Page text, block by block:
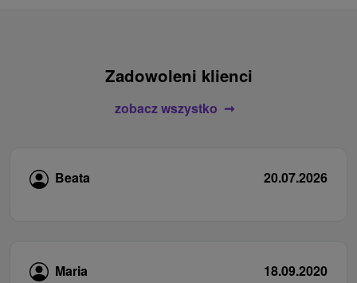
Zadowoleni klienci
zobacz wszystko
Beata 20.07.2026
Maria
18.09.2020